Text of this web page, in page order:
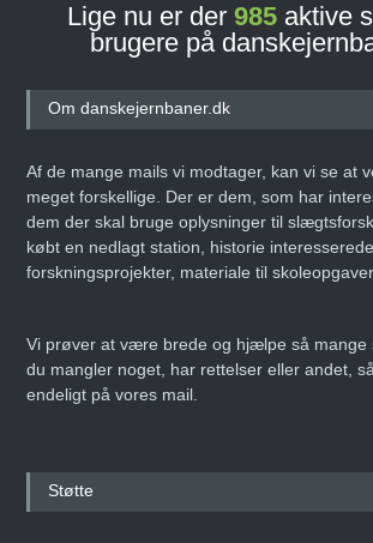
Lige nu er der 985aktive
brugere på
Om danskejernbaner.dk
Af de mange mails vi modtager, kan vi se at
meget forskellige. Der er dem, som har
dem der skal bruge oplysninger til
købt en nedlagt station, historie
forskningsprojekter, materiale til
Vi prøver at være brede og hjælpe så mange
du mangler noget, har rettelser eller andet,
endeligt på vores mail.
Støtte